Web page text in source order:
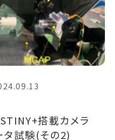
搭載カメラ
タ試験(その2)